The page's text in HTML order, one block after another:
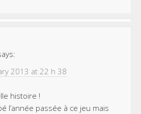
2013 at 22 h 38
histoire !
l’année passée à ce jeu mais